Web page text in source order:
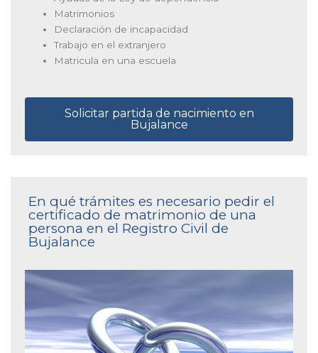
Matrimonios
Declaración de incapacidad
Trabajo en el extranjero
Matricula en una escuela
Solicitar partida de nacimiento en
Bujalance
En qué trámites es necesario pedir el
certificado de matrimonio de una
persona en el Registro Civil de
Bujalance